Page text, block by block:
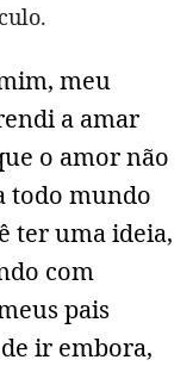
meu
a amar
o amor não
todo mundo
ter uma ideia,
com
pais
ir embora,